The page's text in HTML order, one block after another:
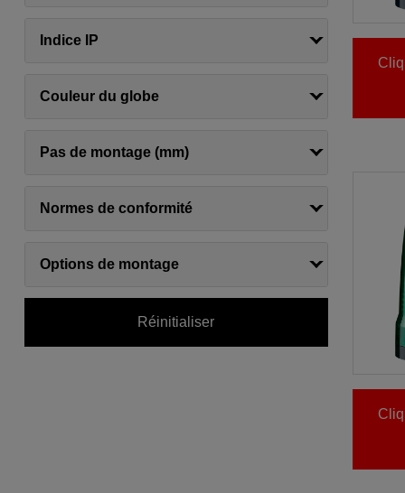
Indice IP
Couleur du globe
Pas de montage (mm)
Normes de conformité
Options de montage
Réinitialiser